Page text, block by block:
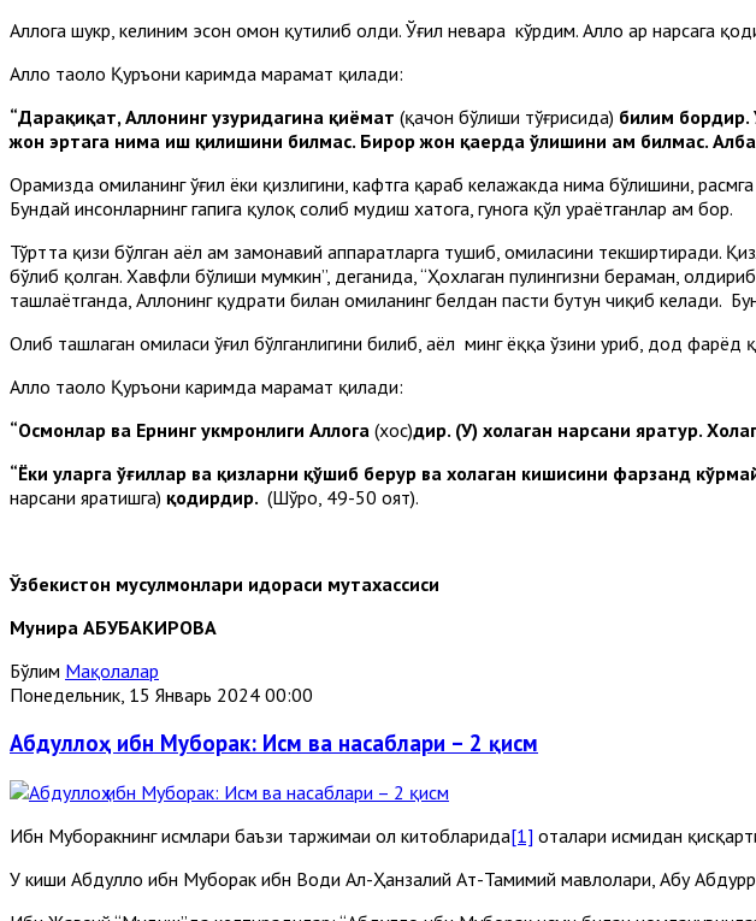
Аллоҳга шукр, келиним эсон омон қутилиб олди. Ўғил невара кўрдим. Аллоҳ ҳар нарсага
Аллоҳ таоло Қуръони каримда марҳамат қилади:
“Дарҳақиқат, Аллоҳнинг ҳузуридагина қиёмат (қачон бўлиши тўғрисида) билим бордир.
жон эртага нима иш қилишини билмас. Бирор жон қаерда ўлишини ҳам билмас.
Орамизда ҳомиланинг ўғил ёки қизлигини, кафтга қараб келажакда нима бўлишини,
Бундай инсонларнинг гапига қулоқ солиб мудҳиш хатога, гуноҳга қўл ураётганлар ҳам бор.
Тўртта қизи бўлган аёл ҳам замонавий аппаратларга тушиб, ҳомиласини текширтиради.
бўлиб қолган. Хавфли бўлиши мумкин”, деганида, “Ҳохлаган пулингизни бераман,
ташлаётганда, Аллоҳнинг қудрати билан ҳомиланинг белдан пасти бутун чиқиб келади.
Олиб ташлаган ҳомиласи ўғил бўлганлигини билиб, аёл минг ёққа ўзини уриб, дод
Аллоҳ таоло Қуръони каримда марҳамат қилади:
“Осмонлар ва Ернинг ҳукмронлиги Аллоҳга (хос)дир. (У) хоҳлаган нарсани яратур.
“Ёки уларга ўғиллар ва қизларни қўшиб берур ва хоҳлаган кишисини фарзанд
нарсани яратишга) қодирдир. (Шўро, 49-50 оят).
Ўзбекистон мусулмонлари идораси мутахассиси
Мунира АБУБАКИРОВА
Бўлим Мақолалар
Понедельник, 15 Январь 2024 00:00
Абдуллоҳ ибн Муборак: Исм ва насаблари – 2 қисм
Ибн Муборакнинг исмлари баъзи таржимаи ҳол китобларида[1] оталари исмидан
У киши Абдуллоҳ ибн Муборак ибн Водиҳ Ал-Ҳанзалий Ат-Тамимий мавлолари, Абу